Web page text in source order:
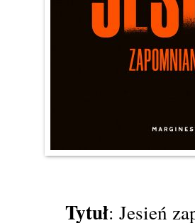
Tytuł: Jesień